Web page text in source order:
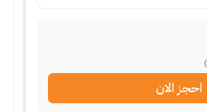
احجز الان